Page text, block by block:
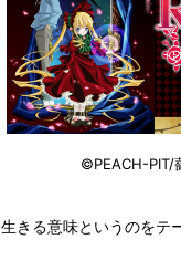
©PEACH-PIT/
生きる意味というのをテ